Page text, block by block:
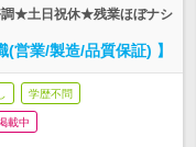
調★土日祝休★残業ほぼナシ
営業/製造/品質保証) 】
学歴不問
載中